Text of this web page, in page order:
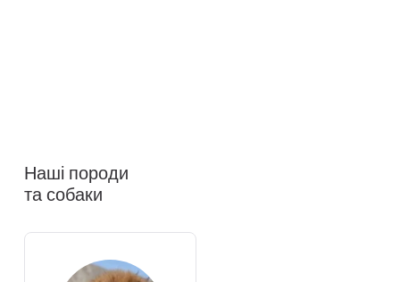
Наші породи
та собаки